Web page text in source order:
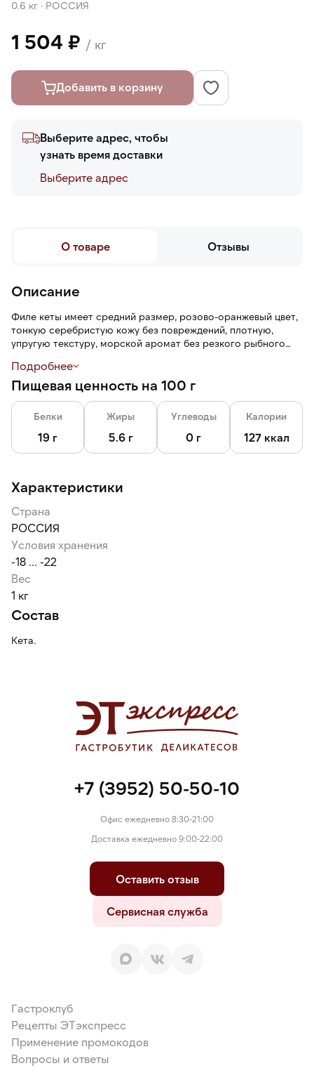
0.6 кг · РОССИЯ
1 504 ₽ / кг
Добавить в корзину
Выберите адрес, чтобы
узнать время доставки
Выберите адреc
О товаре Отзывы
Описание
Филе кеты имеет средний размер, розово-оранжевый цвет,
тонкую серебристую кожу без повреждений, плотную,
упругую текстуру, морской аромат без резкого рыбного
Благодаря естественной жирности дикой кеты, филе
остается сочным при любой термической обработке.
Разделка облегчает работу на кухне и экономит время.
Трим С — рыба очищена от хребта и реберных костей,
спинного плавника, жаберной крышки, брюшных жира и
плавника, пинбона кости.
Подробнее
Пищевая ценность на 100 г
Белки
19 г
Жиры
5.6 г
Углеводы
0 г
Калории
127 ккал
Характеристики
Страна
РОССИЯ
Условия хранения
-18 ... -22
Вес
1 кг
Состав
Кета.
+7 (3952) 50-50-10
Офис ежедневно 8:30-21:00
Доставка ежедневно 9:00-22:00
Оставить отзыв
Сервисная служба
Гастроклуб
Рецепты ЭТэкспресс
Применение промокодов
Вопросы и ответы